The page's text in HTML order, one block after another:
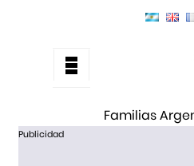
Familias
Publicidad